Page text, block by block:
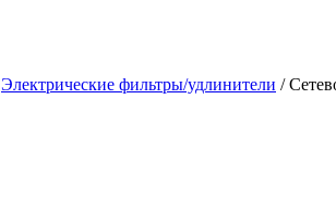
Электрические фильтры/удлинители /